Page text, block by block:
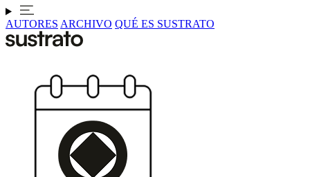
AUTORES ARCHIVO QUÉ ES SUSTRATO